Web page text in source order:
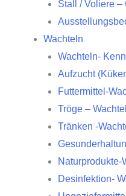
Stall / Voliere –
Wachteln
Wachteln-
Aufzucht
Futtermittel-
Tröge –
Tränken -
Naturprodukte-
Desinfektion-